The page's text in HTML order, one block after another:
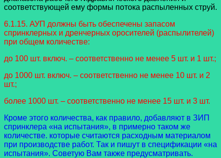
соответствующей ему формы потока распыленных струй.
6.1.15. АУП должны быть обеспечены запасом
спринклерных и дренчерных оросителей (распылителей)
при общем количестве:
до 100 шт. включ. – соответственно не менее 5 шт. и 1 шт.;
до 1000 шт. включ. – соответственно не менее 10 шт. и 2
шт.;
более 1000 шт. – соответственно не менее 15 шт. и 3 шт.
Кроме этого количества, как правило, добавляют в ЗИП
спринклера «на испытания», в примерно таком же
количестве. которые считаются расходным материалом
при производстве работ. Так и пишут в спецификации «на
испытания». Советую Вам также предусматривать.